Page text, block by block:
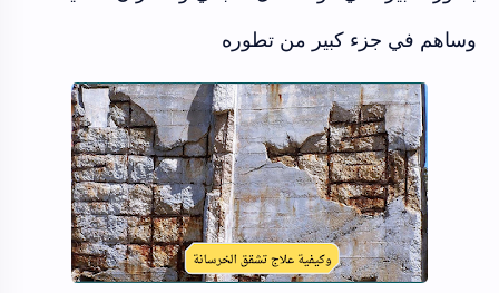
وساهم في جزء كبير من تطوره